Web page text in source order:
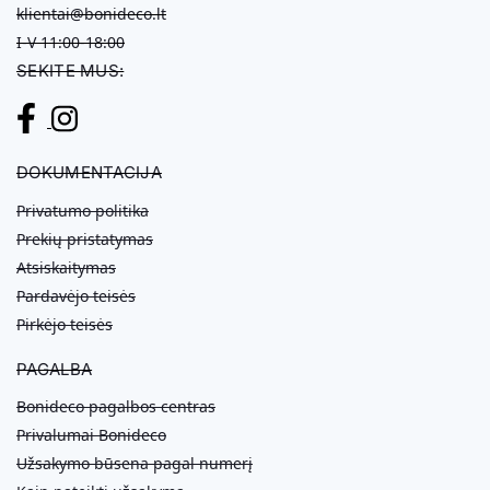
klientai@bonideco.lt
I-V 11:00-18:00
SEKITE MUS:
DOKUMENTACIJA
Privatumo politika
Prekių pristatymas
Atsiskaitymas
Pardavėjo teisės
Pirkėjo teisės
PAGALBA
Bonideco pagalbos centras
Privalumai Bonideco
Užsakymo būsena pagal numerį